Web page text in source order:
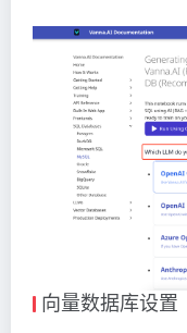
向量数据库设置